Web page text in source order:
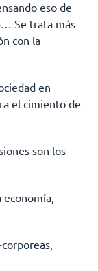
eso de
Se trata más
con la
en
el cimiento de
son los
economía,